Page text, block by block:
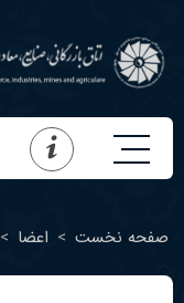
صفحه نخست > اعضا >